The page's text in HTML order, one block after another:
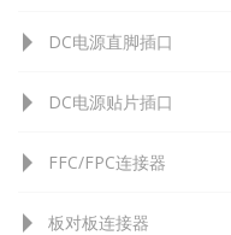
DC电源直脚插口
DC电源贴片插口
FFC/FPC连接器
板对板连接器